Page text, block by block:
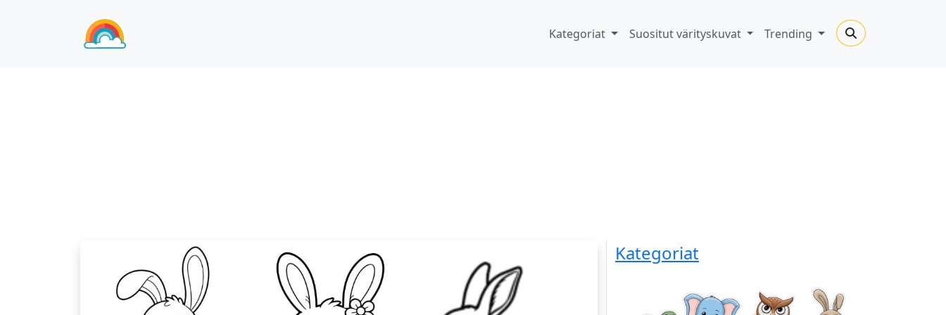
Kategoriat Suositut värityskuvat Trending
Kategoriat